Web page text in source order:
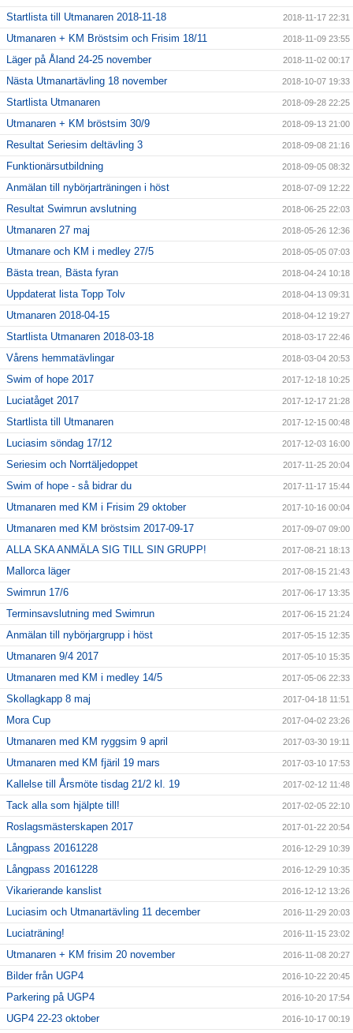
Startlista till Utmanaren 2018-11-18 2018-11-17 22:31
Utmanaren + KM Bröstsim och Frisim 18/11 2018-11-09 23:55
Läger på Åland 24-25 november 2018-11-02 00:17
Nästa Utmanartävling 18 november 2018-10-07 19:33
Startlista Utmanaren 2018-09-28 22:25
Utmanaren + KM bröstsim 30/9 2018-09-13 21:00
Resultat Seriesim deltävling 3 2018-09-08 21:16
Funktionärsutbildning 2018-09-05 08:32
Anmälan till nybörjarträningen i höst 2018-07-09 12:22
Resultat Swimrun avslutning 2018-06-25 22:03
Utmanaren 27 maj 2018-05-26 12:36
Utmanare och KM i medley 27/5 2018-05-05 07:03
Bästa trean, Bästa fyran 2018-04-24 10:18
Uppdaterat lista Topp Tolv 2018-04-13 09:31
Utmanaren 2018-04-15 2018-04-12 19:27
Startlista Utmanaren 2018-03-18 2018-03-17 22:46
Vårens hemmatävlingar 2018-03-04 20:53
Swim of hope 2017 2017-12-18 10:25
Luciatåget 2017 2017-12-17 21:28
Startlista till Utmanaren 2017-12-15 00:48
Luciasim söndag 17/12 2017-12-03 16:00
Seriesim och Norrtäljedoppet 2017-11-25 20:04
Swim of hope - så bidrar du 2017-11-17 15:44
Utmanaren med KM i Frisim 29 oktober 2017-10-16 00:04
Utmanaren med KM bröstsim 2017-09-17 2017-09-07 09:00
ALLA SKA ANMÄLA SIG TILL SIN GRUPP! 2017-08-21 18:13
Mallorca läger 2017-08-15 21:43
Swimrun 17/6 2017-06-17 13:35
Terminsavslutning med Swimrun 2017-06-15 21:24
Anmälan till nybörjargrupp i höst 2017-05-15 12:35
Utmanaren 9/4 2017 2017-05-10 15:35
Utmanaren med KM i medley 14/5 2017-05-06 22:33
Skollagkapp 8 maj 2017-04-18 11:51
Mora Cup 2017-04-02 23:26
Utmanaren med KM ryggsim 9 april 2017-03-30 19:11
Utmanaren med KM fjäril 19 mars 2017-03-10 17:53
Kallelse till Årsmöte tisdag 21/2 kl. 19 2017-02-12 11:48
Tack alla som hjälpte till! 2017-02-05 22:10
Roslagsmästerskapen 2017 2017-01-22 20:54
Långpass 20161228 2016-12-29 10:39
Långpass 20161228 2016-12-29 10:35
Vikarierande kanslist 2016-12-12 13:26
Luciasim och Utmanartävling 11 december 2016-11-29 20:03
Luciaträning! 2016-11-15 23:02
Utmanaren + KM frisim 20 november 2016-11-08 20:27
Bilder från UGP4 2016-10-22 20:45
Parkering på UGP4 2016-10-20 17:54
UGP4 22-23 oktober 2016-10-17 00:19